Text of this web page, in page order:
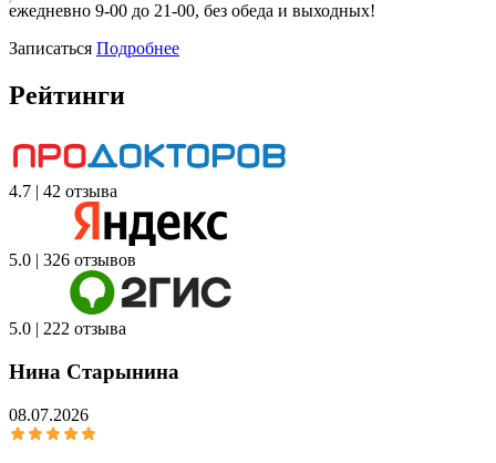
ежедневно 9-00 до 21-00, без обеда и выходных!
Записаться Подробнее
Рейтинги
4.7 | 42 отзыва
5.0 | 326 отзывов
5.0 | 222 отзыва
Нина Старынина
08.07.2026